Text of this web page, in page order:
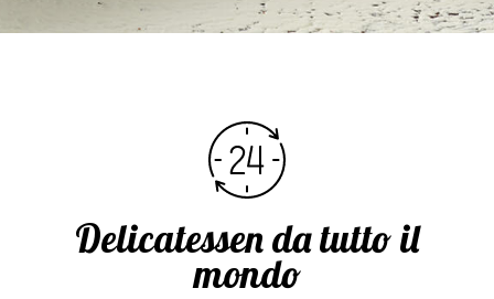
Delicatessen da tutto il
mondo